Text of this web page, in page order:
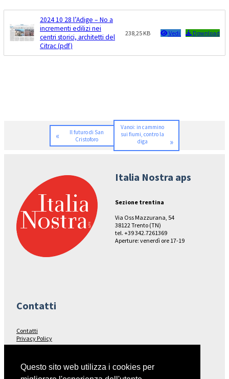
2024 10 28 l’Adige – No a
incrementi edilizi nei
centri storici, architetti del
Citrac (pdf)
238,25 KB Vedi Download
«
Il futuro di San
Cristoforo
Vanoi: in cammino
sui fiumi, contro la
diga
»
Italia Nostra aps
Sezione trentina
Via Oss Mazzurana, 54
38122 Trento (TN)
tel. +39 342.7261369
Aperture: venerdì ore 17-19
Contatti
Contatti
Privacy Policy
Seguici su…
Questo sito web utilizza i cookies per